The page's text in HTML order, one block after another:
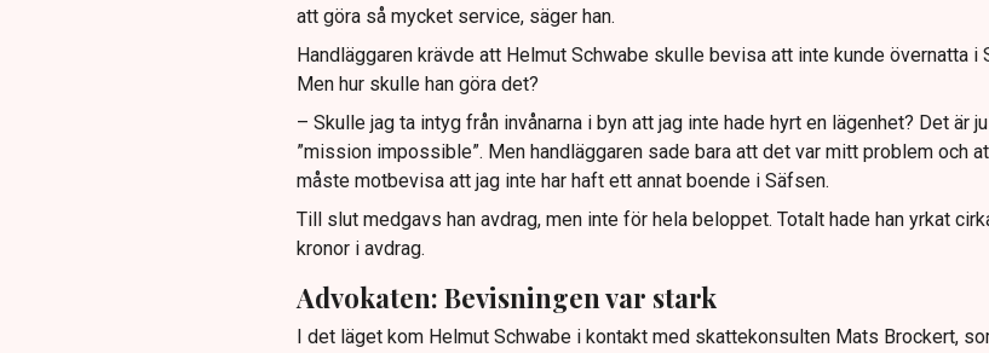
att göra så mycket service, säger han.
Handläggaren krävde att Helmut Schwabe skulle bevisa att inte kunde övernatta i
Men hur skulle han göra det?
– Skulle jag ta intyg från invånarna i byn att jag inte hade hyrt en lägenhet? Det är
”mission impossible”. Men handläggaren sade bara att det var mitt problem och
måste motbevisa att jag inte har haft ett annat boende i Säfsen.
Till slut medgavs han avdrag, men inte för hela beloppet. Totalt hade han yrkat
kronor i avdrag.
Advokaten: Bevisningen var stark
I det läget kom Helmut Schwabe i kontakt med skattekonsulten Mats Brockert,